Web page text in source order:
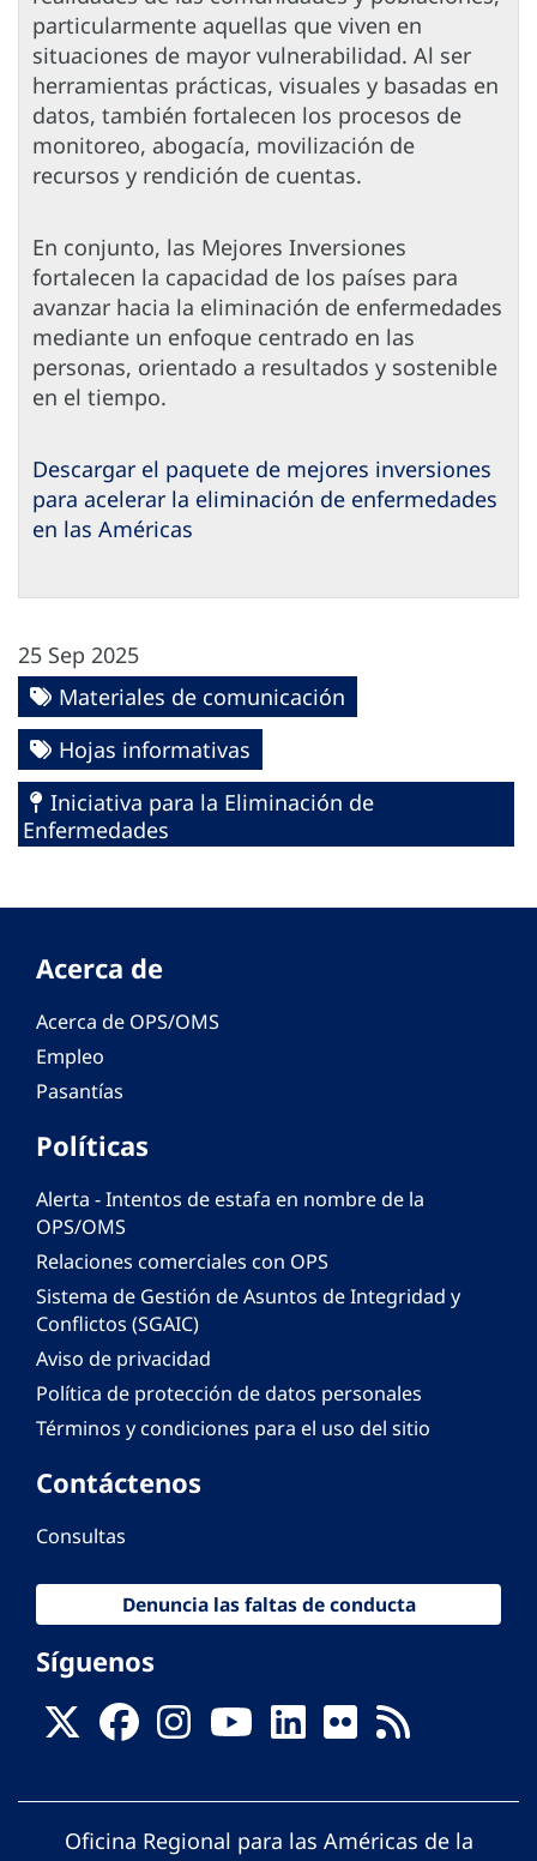
particularmente aquellas que viven en
situaciones de mayor vulnerabilidad. Al ser
herramientas prácticas, visuales y basadas en
datos, también fortalecen los procesos de
monitoreo, abogacía, movilización de
recursos y rendición de cuentas.
En conjunto, las Mejores Inversiones
fortalecen la capacidad de los países para
avanzar hacia la eliminación de enfermedades
mediante un enfoque centrado en las
personas, orientado a resultados y sostenible
en el tiempo.
Descargar el paquete de mejores inversiones
para acelerar la eliminación de enfermedades
en las Américas
25 Sep 2025
Materiales de comunicación
Hojas informativas
Iniciativa para la Eliminación de
Enfermedades
Acerca de
Acerca de OPS/OMS
Empleo
Pasantías
Políticas
Alerta - Intentos de estafa en nombre de la
OPS/OMS
Relaciones comerciales con OPS
Sistema de Gestión de Asuntos de Integridad y
Conflictos (SGAIC)
Aviso de privacidad
Política de protección de datos personales
Términos y condiciones para el uso del sitio
Contáctenos
Consultas
Denuncia las faltas de conducta
Síguenos
Oficina Regional para las Américas de la